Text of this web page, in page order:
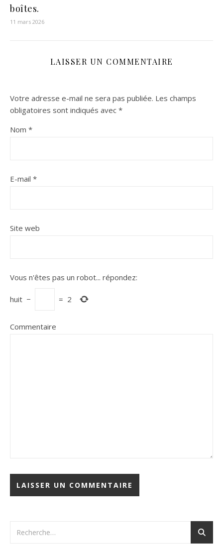
boîtes.
11 mars 2026
LAISSER UN COMMENTAIRE
Votre adresse e-mail ne sera pas publiée. Les champs
obligatoires sont indiqués avec *
Nom *
E-mail *
Site web
Vous n'êtes pas un robot... répondez:
huit − = 2
Commentaire